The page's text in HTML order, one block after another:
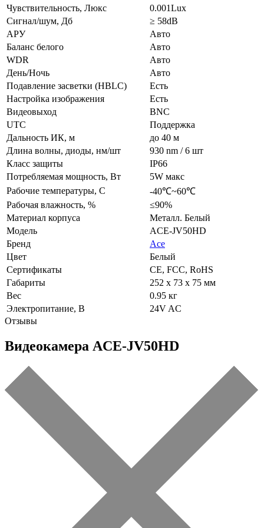
Чувствительность, Люкс
0.001Lux
Сигнал/шум, Дб
≥ 58dB
АРУ
Авто
Баланс белого
Авто
WDR
Авто
День/Ночь
Авто
Подавление засветки (HBLC)
Есть
Настройка изображения
Есть
Видеовыход
BNC
UTC
Поддержка
Дальность ИК, м
до 40 м
Длина волны, диоды, нм/шт
930 nm / 6 шт
Класс защиты
IP66
Потребляемая мощность, Вт
5W макс
Рабочие температуры, С
-40℃~60℃
Рабочая влажность, %
≤90%
Материал корпуса
Металл. Белый
Модель
ACE-JV50HD
Бренд
Ace
Цвет
Белый
Сертификаты
CE, FCC, RoHS
Габариты
252 x 73 x 75 мм
Вес
0.95 кг
Электропитание, В
24V AC
Отзывы
Видеокамера ACE-JV50HD